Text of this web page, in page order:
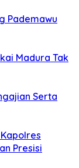
Pademawu
Madura Tak
Serta
Presisi